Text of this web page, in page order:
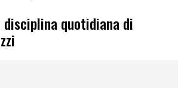
quotidiana di